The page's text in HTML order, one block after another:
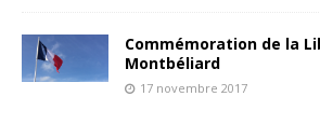
Commémoration de la
Montbéliard
17 novembre 2017